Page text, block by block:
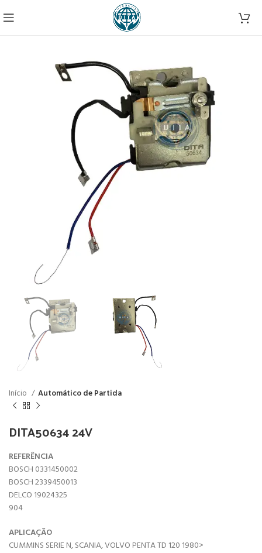
Início Automático de Partida
DITA50634 24V
REFERÊNCIA
BOSCH 0331450002
BOSCH 2339450013
DELCO 19024325
904
APLICAÇÃO
CUMMINS SERIE N, SCANIA, VOLVO PENTA TD 120 1980>